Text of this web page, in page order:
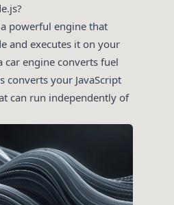
powerful engine that
and executes it on your
car engine converts fuel
converts your JavaScript
can run independently of